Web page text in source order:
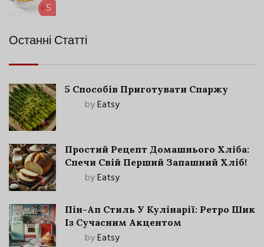
5
Останні Статті
5 Способів Приготувати Спаржу
byEatsy
Простий Рецепт Домашнього Хліба:
Спечи Свій Перший Запашний Хліб!
byEatsy
Пін-Ап Стиль У Кулінарії: Ретро Шик
Із Сучасним Акцентом
byEatsy